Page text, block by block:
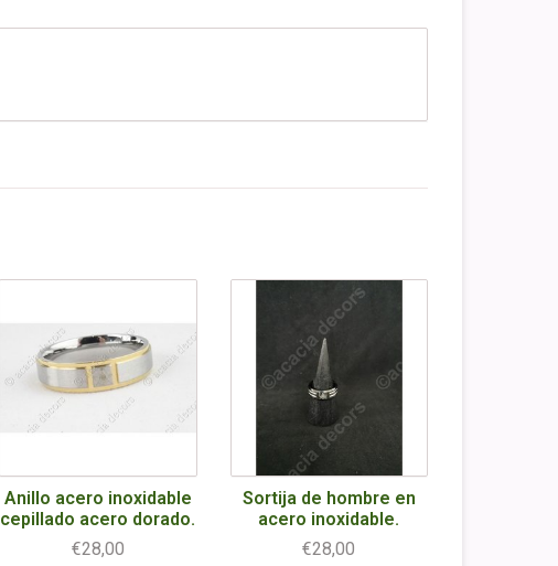
Anillo acero inoxidable
cepillado acero dorado.
€28,00
Sortija de hombre en
acero inoxidable.
€28,00